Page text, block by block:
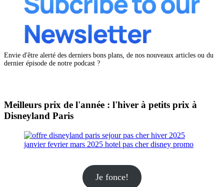
Envie d'être alerté des derniers bons plans, de nos nouveaux articles ou du
dernier épisode de notre podcast ?
Meilleurs prix de l'année : l'hiver à petits prix à
Disneyland Paris
Je fonce!